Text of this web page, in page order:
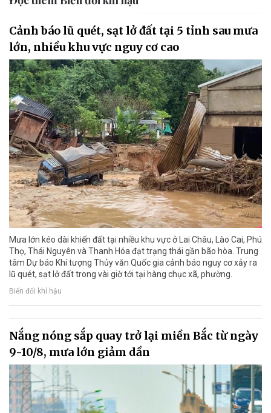
Cảnh báo lũ quét, sạt lở đất tại 5 tỉnh sau mưa
lớn, nhiều khu vực nguy cơ cao
Mưa lớn kéo dài khiến đất tại nhiều khu vực ở Lai Châu, Lào Cai, Phú
Thọ, Thái Nguyên và Thanh Hóa đạt trạng thái gần bão hòa. Trung
tâm Dự báo Khí tượng Thủy văn Quốc gia cảnh báo nguy cơ xảy ra
lũ quét, sạt lở đất trong vài giờ tới tại hàng chục xã, phường.
Biến đổi khí hậu
Nắng nóng sắp quay trở lại miền Bắc từ ngày
9-10/8, mưa lớn giảm dần